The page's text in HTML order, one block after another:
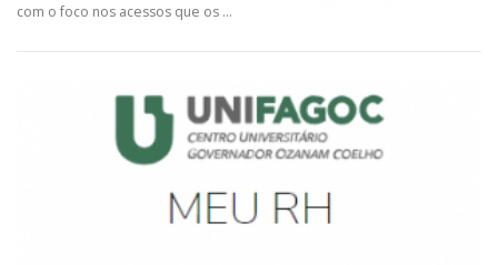
com o foco nos acessos que os …